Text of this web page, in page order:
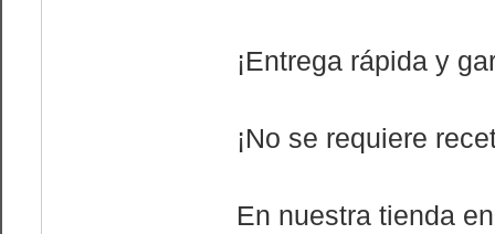
¡Entrega rápida y
¡No se requiere
En nuestra tienda